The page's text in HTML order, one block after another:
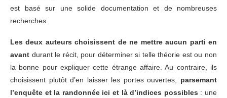
est basé sur une solide documentation et de nombreuses
recherches.
Les deux auteurs choisissent de ne mettre aucun parti en
avant durant le récit, pour déterminer si telle théorie est ou non
la bonne pour expliquer cette étrange affaire. Au contraire, ils
choisissent plutôt d’en laisser les portes ouvertes, parsemant
l’enquête et la randonnée ici et là d’indices possibles : une